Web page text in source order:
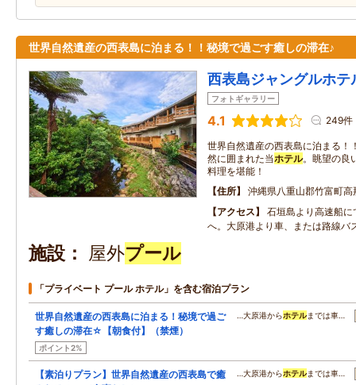
世界自然遺産の西表島に泊まる！！秘境で過ごす癒しの滞在♪
西表島ジャングルホテ
フォトギャラリー
4.1 249件
世界自然遺産の西表島に泊まる！
然に囲まれた当ホテル。眺望の良
料理を堪能！
住所
沖縄県八重山郡竹富町高
アクセス
石垣島より高速船
へ。大原港より車、または路線バ
施設 屋外プール
「プライベート プール ホテル」を含む宿泊プラン
世界自然遺産の西表島に泊まる！秘境で過ご
す癒しの滞在☆【朝食付】（禁煙）
ポイント2%
…大原港からホテルまでは車…
【素泊りプラン】世界自然遺産の西表島で癒
…大原港からホテルまでは車…